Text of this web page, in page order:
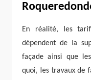
En réalité, les
dépendent de la
façade ainsi que
quoi, les travaux de